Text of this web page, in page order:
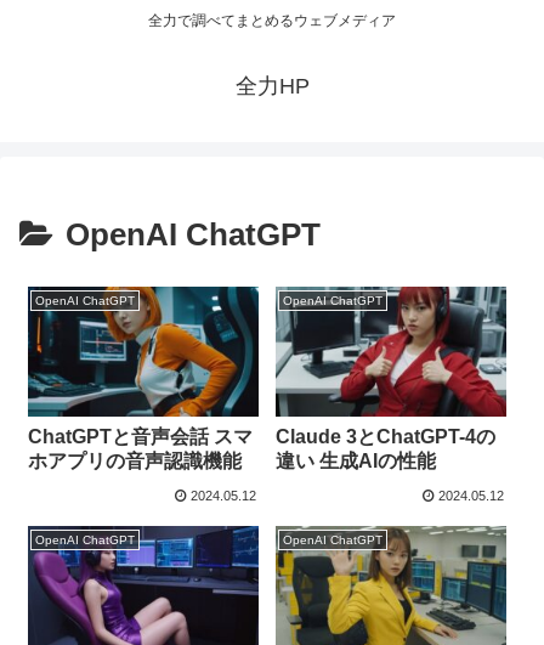
全力で調べてまとめるウェブメディア
全力HP
OpenAI ChatGPT
OpenAI ChatGPT
ChatGPTと音声会話 スマ
ホアプリの音声認識機能
2024.05.12
OpenAI ChatGPT
Claude 3とChatGPT-4の
違い 生成AIの性能
2024.05.12
OpenAI ChatGPT OpenAI ChatGPT